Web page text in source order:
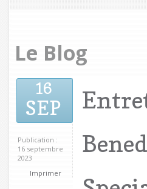
Le Blog
16
SEP
Publication :
16 septembre
2023
Imprimer